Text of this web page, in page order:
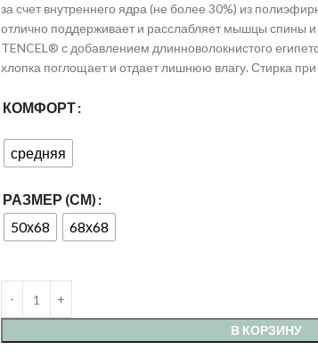
за счет внутреннего ядра (не более 30%) из
отлично поддерживает и расслабляет мышцы спины
TENCEL® с добавлением длинноволокнистого
хлопка поглощает и отдает лишнюю влагу. Стирка
КОМФОРТ
средняя
РАЗМЕР (СМ)
50х68
68х68
В КОРЗИНУ